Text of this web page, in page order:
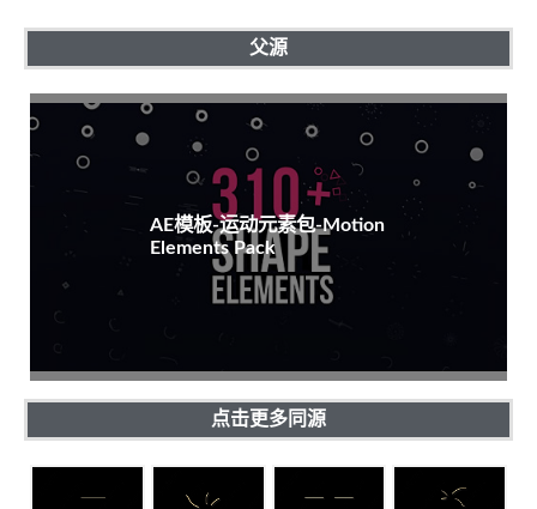
父源
AE模板-运动元素包-Motion
Elements Pack
点击更多同源